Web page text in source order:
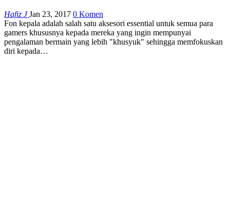
Hafiz JJan 23, 2017 0 Komen
Fon kepala adalah salah satu aksesori essential untuk semua para
gamers khususnya kepada mereka yang ingin mempunyai
pengalaman bermain yang lebih "khusyuk" sehingga memfokuskan
diri kepada…